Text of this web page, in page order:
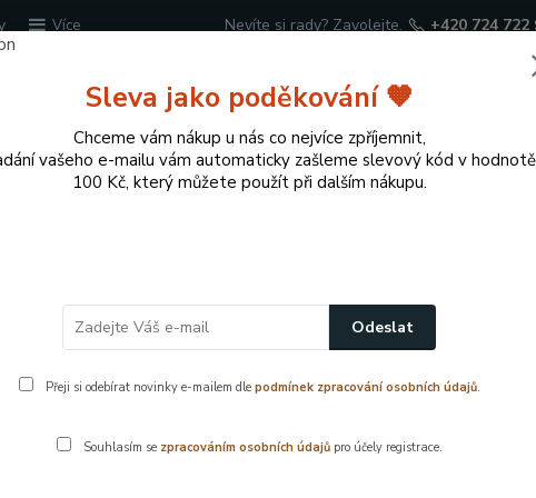
Více Nevíte si rady? Zavolejte. +420 724 722
Stěnová dřezová baterie PLUTO – chrom, kulaté
kulaté ramínko 200 mm
PLUTO
Sleva jako poděkování 🧡
Chceme vám nákup u nás co nejvíce zpříjemnit,
vašeho e-mailu vám automaticky zašleme slevový kód v hodnotě
100 Kč, který můžete použít při dalším nákupu.
Odeslat
Přeji si odebírat novinky e-mailem dle podmínek zpracování osobních údajů.
Souhlasím se zpracováním osobních údajůpro účely registrace.